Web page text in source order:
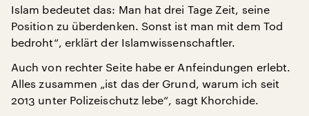
Islam bedeutet das: Man hat drei Tage Zeit, seine
Position zu überdenken. Sonst ist man mit dem Tod
bedroht“, erklärt der Islamwissenschaftler.
Auch von rechter Seite habe er Anfeindungen erlebt.
Alles zusammen „ist das der Grund, warum ich seit
2013 unter Polizeischutz lebe“, sagt Khorchide.